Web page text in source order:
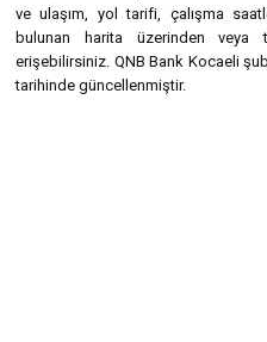
ve ulaşım, yol tarifi, çalışma
bulunan harita üzerinden veya
erişebilirsiniz. QNB Bank Kocaeli
tarihinde güncellenmiştir.